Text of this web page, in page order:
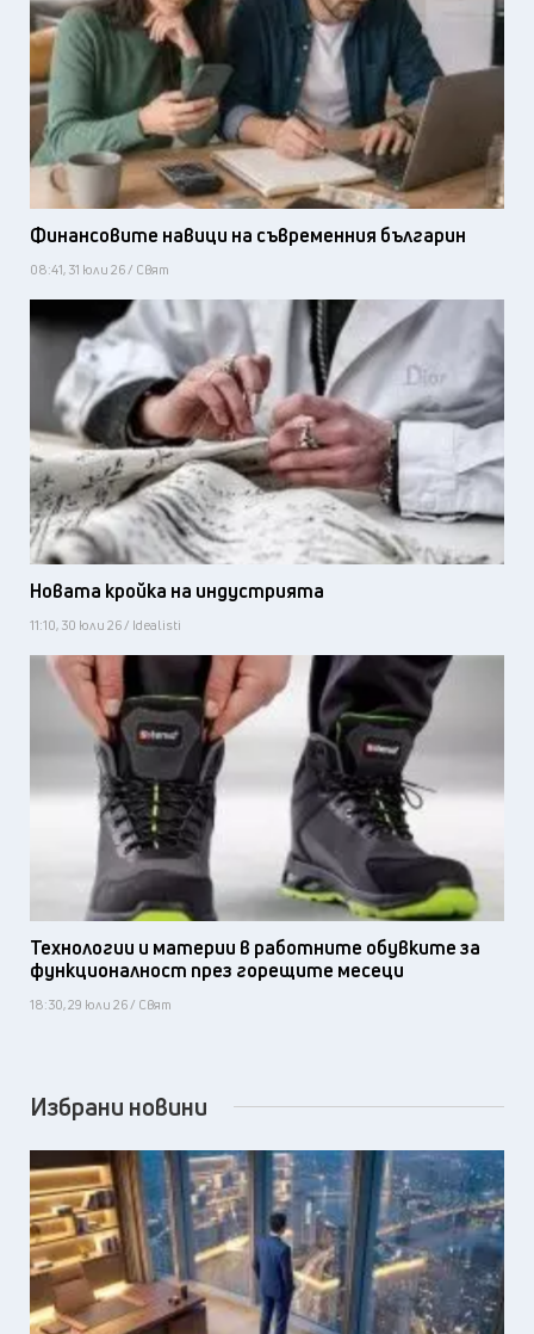
Финансовите навици на съвременния българин
08:41, 31 юли 26 / Свят
Новата кройка на индустрията
11:10, 30 юли 26 / Idealisti
Технологии и материи в работните обувките за
функционалност през горещите месеци
18:30, 29 юли 26 / Свят
Избрани новини